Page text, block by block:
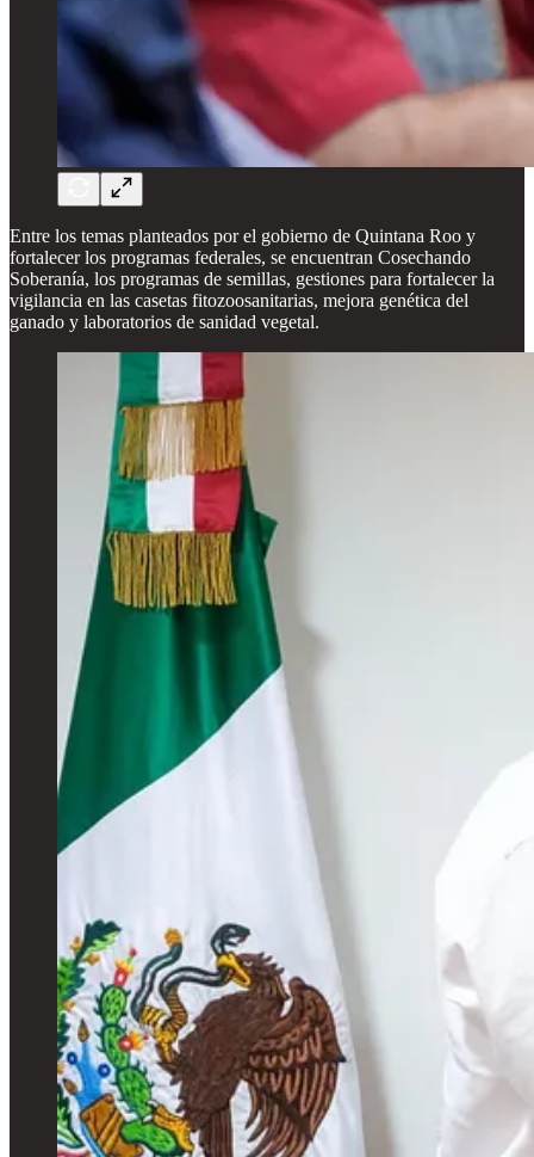
Entre los temas planteados por el gobierno de Quintana Roo y
fortalecer los programas federales, se encuentran Cosechando
Soberanía, los programas de semillas, gestiones para fortalecer la
vigilancia en las casetas fitozoosanitarias, mejora genética del
ganado y laboratorios de sanidad vegetal.